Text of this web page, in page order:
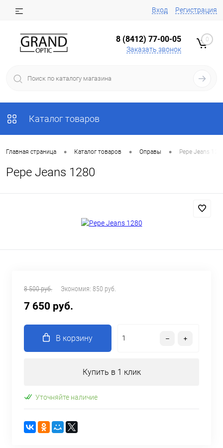
Вход Регистрация
8 (8412) 77-00-05
Заказать звонок
0
Каталог товаров
Главная страница • Каталог товаров • Оправы • Pepe Jeans
Pepe Jeans 1280
8 500 руб. Экономия: 850 руб.
7 650 руб.
В корзину
Купить в 1 клик
Уточняйте наличие